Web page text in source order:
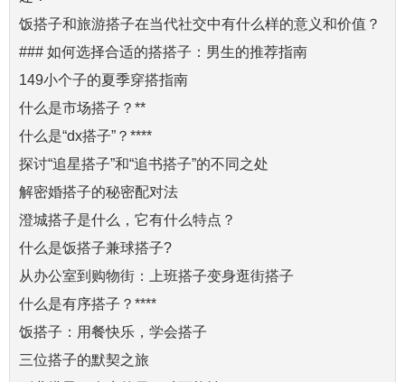
饭搭子和旅游搭子在当代社交中有什么样的意义和价值？
### 如何选择合适的搭搭子：男生的推荐指南
149小个子的夏季穿搭指南
什么是市场搭子？**
什么是“dx搭子”？****
探讨“追星搭子”和“追书搭子”的不同之处
解密婚搭子的秘密配对法
澄城搭子是什么，它有什么特点？
什么是饭搭子兼球搭子?
从办公室到购物街：上班搭子变身逛街搭子
什么是有序搭子？****
饭搭子：用餐快乐，学会搭子
三位搭子的默契之旅